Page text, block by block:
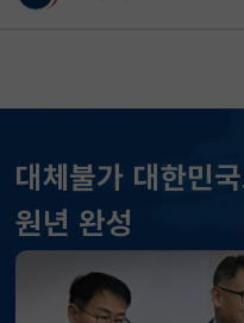
대체불가 대한민
원년 완성
KOSPI